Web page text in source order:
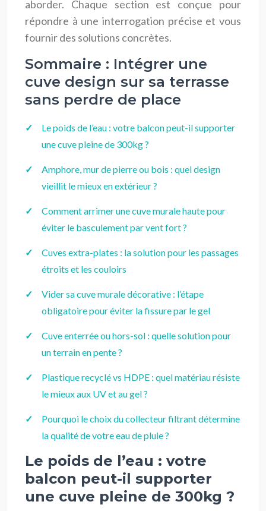
aborder. Chaque section est conçue pour
répondre à une interrogation précise et vous
fournir des solutions concrètes.
Sommaire : Intégrer une
cuve design sur sa terrasse
sans perdre de place
Le poids de l’eau : votre balcon peut-il supporter
une cuve pleine de 300kg ?
Amphore, mur de pierre ou bois : quel design
vieillit le mieux en extérieur ?
Comment arrimer une cuve murale haute pour
éviter le basculement par vent fort ?
Cuves extra-plates : la solution pour les passages
étroits et les couloirs
Vider sa cuve murale décorative : l’étape
obligatoire pour éviter la fissure par le gel
Cuve enterrée ou hors-sol : quelle solution pour
un terrain en pente ?
Plastique recyclé vs HDPE : quel matériau résiste
le mieux aux UV et au gel ?
Pourquoi le choix du collecteur filtrant détermine
la qualité de votre eau de pluie ?
Le poids de l’eau : votre
balcon peut-il supporter
une cuve pleine de 300kg ?